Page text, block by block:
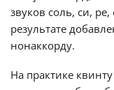
Dansk
Deutsch
звуков соль, си, ре,
результате
нонаккорду.
На практике